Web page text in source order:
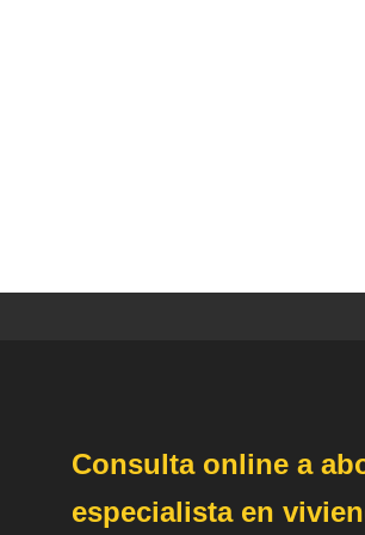
Consulta online a
especialista en